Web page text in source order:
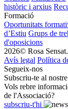
històric i arxius
Formació
Oportunitats
d’Estiu Grups de
d'oposicions
2026© Rosa
Avís legal Política
Segueix-nos
Subscriu-te al
Vols rebre
de l'Associació?
subscriu-t'hi